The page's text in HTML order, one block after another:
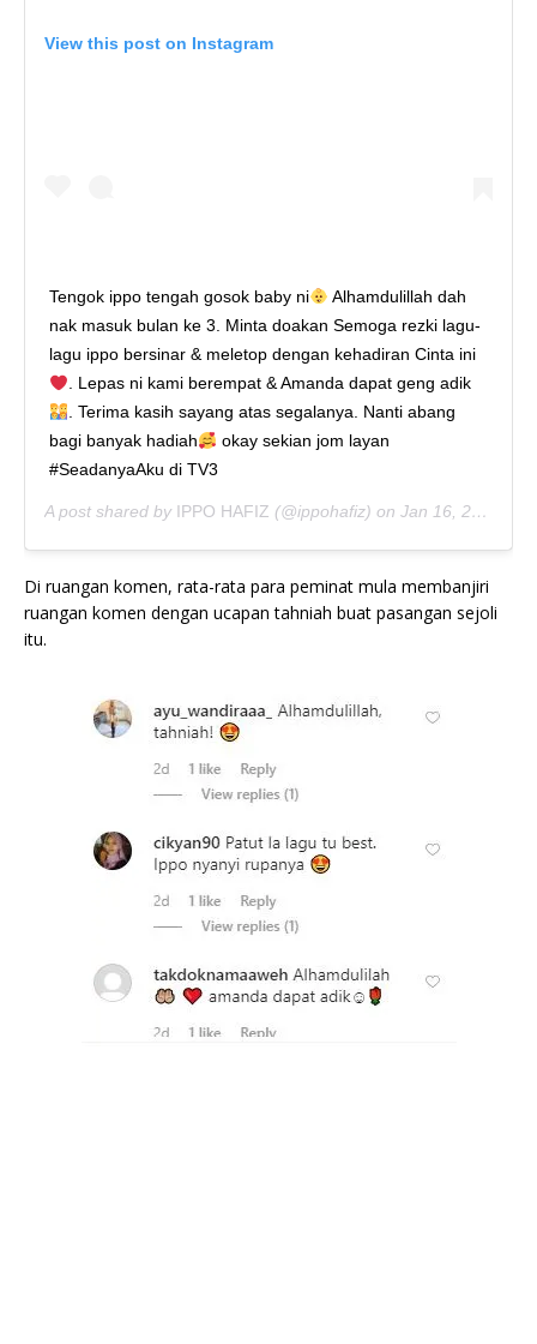
View this post on Instagram
Tengok ippo tengah gosok baby ni
Alhamdulillah dah
nak masuk bulan ke 3. Minta doakan Semoga rezki lagu-
lagu ippo bersinar & meletop dengan kehadiran Cinta ini
. Lepas ni kami berempat & Amanda dapat geng adik
. Terima kasih sayang atas segalanya. Nanti abang
bagi banyak hadiah
okay sekian jom layan
#SeadanyaAku di TV3
A post shared by IPPO HAFIZ (@ippohafiz) on Jan 16, 2020 at 3:01am PST
Di ruangan komen, rata-rata para peminat mula membanjiri
ruangan komen dengan ucapan tahniah buat pasangan sejoli
itu.